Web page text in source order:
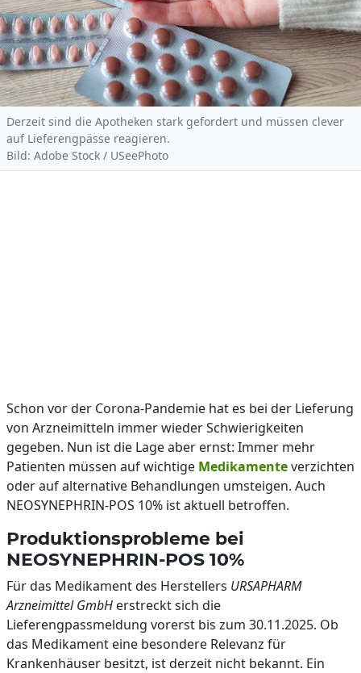
Derzeit sind die Apotheken stark gefordert und müssen clever
auf Lieferengpässe reagieren.
Bild: Adobe Stock / USeePhoto
Schon vor der Corona-Pandemie hat es bei der Lieferung
von Arzneimitteln immer wieder Schwierigkeiten
gegeben. Nun ist die Lage aber ernst: Immer mehr
Patienten müssen auf wichtige Medikamenteverzichten
oder auf alternative Behandlungen umsteigen. Auch
NEOSYNEPHRIN-POS 10% ist aktuell betroffen.
Produktionsprobleme bei
NEOSYNEPHRIN-POS 10%
Für das Medikament des Herstellers URSAPHARM
Arzneimittel GmbH erstreckt sich die
Lieferengpassmeldung vorerst bis zum 30.11.2025. Ob
das Medikament eine besondere Relevanz für
Krankenhäuser besitzt, ist derzeit nicht bekannt. Ein